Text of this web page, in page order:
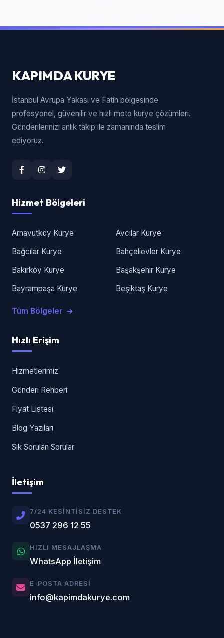
KAPIMDA KURYE
İstanbul Avrupa Yakası ve Fatih bölgesinde
profesyonel, güvenilir ve hızlı moto kurye çözümleri.
Gönderilerinizi anlık takip ile zamanında teslim
ediyoruz.
Hizmet Bölgeleri
Arnavutköy Kurye
Avcılar Kurye
Bağcılar Kurye
Bahçelievler Kurye
Bakırköy Kurye
Başakşehir Kurye
Bayrampaşa Kurye
Beşiktaş Kurye
Tüm Bölgeler
Hızlı Erişim
Hizmetlerimiz
Gönderi Rehberi
Fiyat Listesi
Blog Yazıları
Sık Sorulan Sorular
İletişim
7/24 KESINTISIZ DESTEK
0537 296 12 55
HIZLI MESAJLAŞMA
WhatsApp İletişim
E-POSTA ADRESI
info@kapimdakurye.com